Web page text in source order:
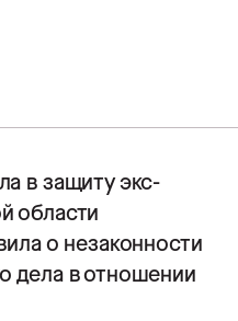
в защиту экс-
области
о незаконности
дела в отношении